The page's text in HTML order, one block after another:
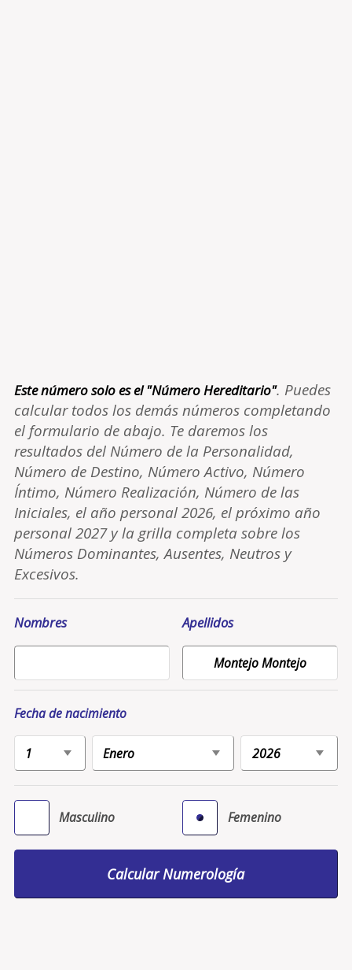
Este número solo es el "Número Hereditario". Puedes
calcular todos los demás números completando
el formulario de abajo. Te daremos los
resultados del Número de la Personalidad,
Número de Destino, Número Activo, Número
Íntimo, Número Realización, Número de las
Iniciales, el año personal 2026, el próximo año
personal 2027 y la grilla completa sobre los
Números Dominantes, Ausentes, Neutros y
Excesivos.
Nombres Apellidos
Fecha de nacimiento
Masculino Femenino